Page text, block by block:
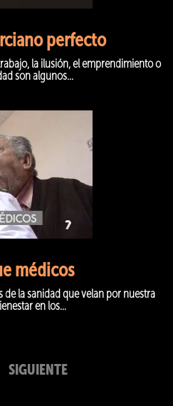
perfecto
la ilusión, el emprendimiento o
son algunos...
médicos
de la sanidad que velan por nuestra
en los...
SIGUIENTE